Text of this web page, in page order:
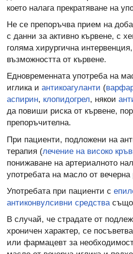
което налага прекратяване на
Не се препоръчва прием на
с данни за активно кървене, с
голяма хирургична
възможността от кървене.
Едновременната употреба на
иглика и антикоагуланти (
аспирин, клопидогрел, някои
да повиши риска от кървене,
препоръчителна.
При пациенти, подложени на
терапия (лечение на високо
понижаване на артериалното
употребата на масло от вечерна
Употребата при пациенти с
антиконвулсивни средствасъщо
В случай, че страдате от
хроничен характер, се
или фармацевт за